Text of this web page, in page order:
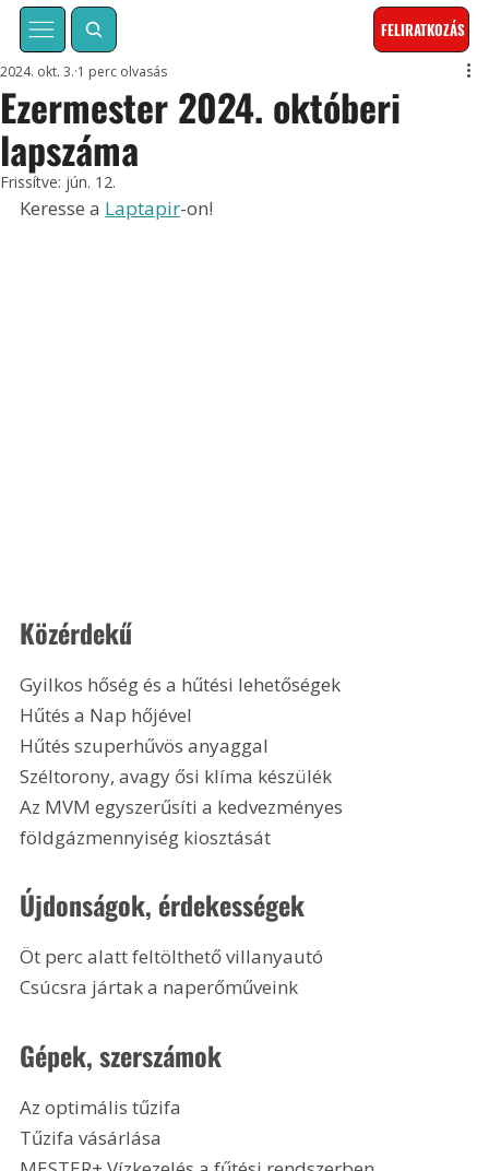
FELIRATKOZÁS
Ezermester 2024. októberi
lapszáma
2024. okt. 3. 1 perc olvasás
Frissítve: jún. 12.
Keresse a Laptapir-on!
Közérdekű
Gyilkos hőség és a hűtési lehetőségek
Hűtés a Nap hőjével
Hűtés szuperhűvös anyaggal
Széltorony, avagy ősi klíma készülék
Az MVM egyszerűsíti a kedvezményes
földgázmennyiség kiosztását
Újdonságok, érdekességek
Öt perc alatt feltölthető villanyautó
Csúcsra jártak a naperőműveink
Gépek, szerszámok
Az optimális tűzifa
Tűzifa vásárlása